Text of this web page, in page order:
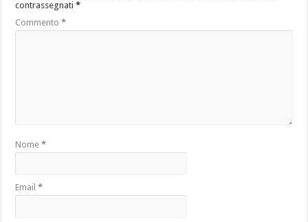
contrassegnati*
Commento*
Nome*
Email*